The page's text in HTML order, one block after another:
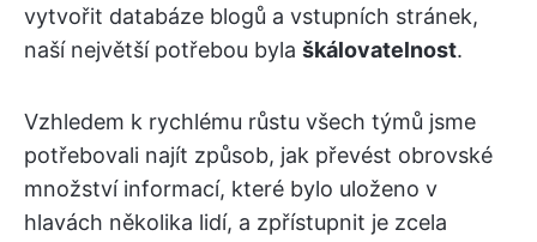
vytvořit databáze blogů a vstupních stránek,
naší největší potřebou byla škálovatelnost.
Vzhledem k rychlému růstu všech týmů jsme
potřebovali najít způsob, jak převést obrovské
množství informací, které bylo uloženo v
hlavách několika lidí, a zpřístupnit je zcela